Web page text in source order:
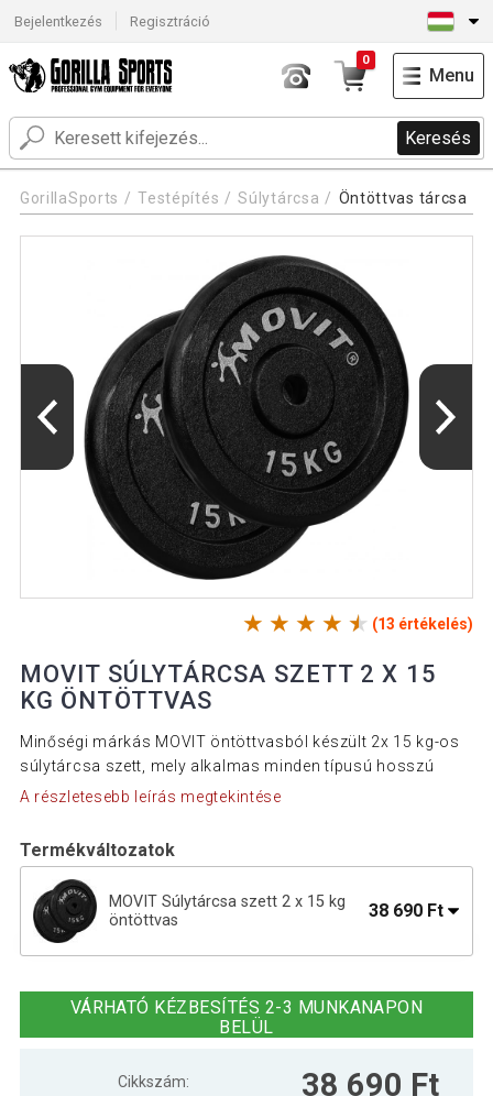
Bejelentkezés Regisztráció
Keresés
0
Menu
GorillaSports Testépítés Súlytárcsa Öntöttvas tárcsa
(13 értékelés)
MOVIT SÚLYTÁRCSA SZETT 2 X 15
KG ÖNTÖTTVAS
Minőségi márkás MOVIT öntöttvasból készült 2x 15 kg-os
súlytárcsa szett, mely alkalmas minden típusú hosszú
A részletesebb leírás megtekintése
Termékváltozatok
MOVIT Súlytárcsa szett 2 x 15 kg
öntöttvas
38 690 Ft
öntöttvas
VÁRHATÓ KÉZBESÍTÉS 2-3 MUNKANAPON
BELÜL
Cikkszám:
38 690 Ft